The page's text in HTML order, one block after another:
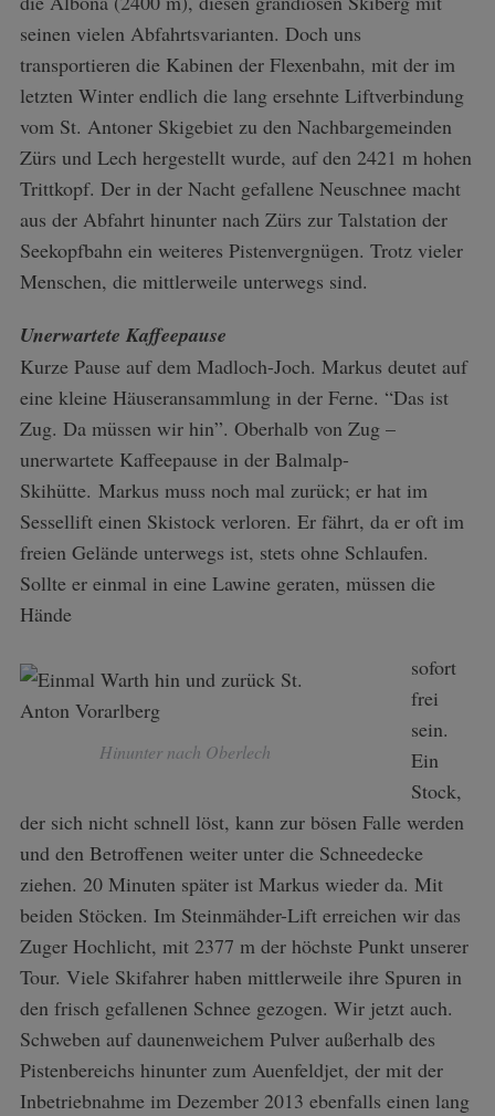
seinen vielen Abfahrtsvarianten. Doch uns
transportieren die Kabinen der Flexenbahn, mit der im
letzten Winter endlich die lang ersehnte Liftverbindung
vom St. Antoner Skigebiet zu den Nachbargemeinden
Zürs und Lech hergestellt wurde, auf den 2421 m hohen
Trittkopf. Der in der Nacht gefallene Neuschnee macht
aus der Abfahrt hinunter nach Zürs zur Talstation der
Seekopfbahn ein weiteres Pistenvergnügen. Trotz vieler
Menschen, die mittlerweile unterwegs sind.
Unerwartete Kaffeepause
Kurze Pause auf dem Madloch-Joch. Markus deutet auf
eine kleine Häuseransammlung in der Ferne. “Das ist
Zug. Da müssen wir hin”. Oberhalb von Zug –
unerwartete Kaffeepause in der Balmalp-
Skihütte. Markus muss noch mal zurück; er hat im
Sessellift einen Skistock verloren. Er fährt, da er oft im
freien Gelände unterwegs ist, stets ohne Schlaufen.
Sollte er einmal in eine Lawine geraten, müssen die
Hände
Hinunter nach Oberlech
sofort
frei
sein.
Ein
Stock,
der sich nicht schnell löst, kann zur bösen Falle werden
und den Betroffenen weiter unter die Schneedecke
ziehen. 20 Minuten später ist Markus wieder da. Mit
beiden Stöcken. Im Steinmähder-Lift erreichen wir das
Zuger Hochlicht, mit 2377 m der höchste Punkt unserer
Tour. Viele Skifahrer haben mittlerweile ihre Spuren in
den frisch gefallenen Schnee gezogen. Wir jetzt auch.
Schweben auf daunenweichem Pulver außerhalb des
Pistenbereichs hinunter zum Auenfeldjet, der mit der
Inbetriebnahme im Dezember 2013 ebenfalls einen lang